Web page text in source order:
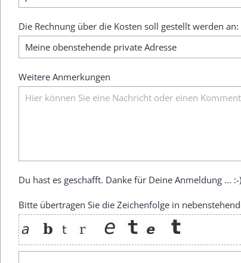
Die Rechnung über die Kosten soll gestellt werden an:
Weitere Anmerkungen
Du hast es geschafft. Danke für Deine Anmeldung ... :-)
Bitte übertragen Sie die Zeichenfolge in